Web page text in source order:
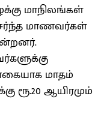
மாநிலங்கள்
மாணவர்கள்
மாதம்
ரூ.20 ஆயிரமும்